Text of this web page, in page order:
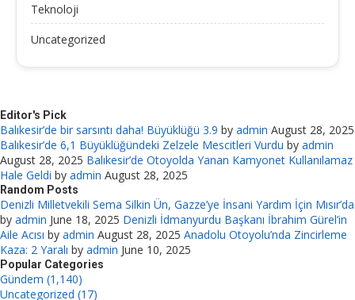
Teknoloji
Uncategorized
Editor's Pick
Balıkesir’de bir sarsıntı daha! Büyüklüğü 3.9 by admin August 28, 2025
Balıkesir’de 6,1 Büyüklüğündeki Zelzele Mescitleri Vurdu by admin
August 28, 2025 Balıkesir’de Otoyolda Yanan Kamyonet Kullanılamaz
Hale Geldi by admin August 28, 2025
Random Posts
Denizli Milletvekili Sema Silkin Ün, Gazze’ye İnsani Yardım İçin Mısır’da
by admin June 18, 2025 Denizli İdmanyurdu Başkanı İbrahim Gürel’in
Aile Acısı by admin August 28, 2025 Anadolu Otoyolu’nda Zincirleme
Kaza: 2 Yaralı by admin June 10, 2025
Popular Categories
Gündem (1,140)
Uncategorized (17)